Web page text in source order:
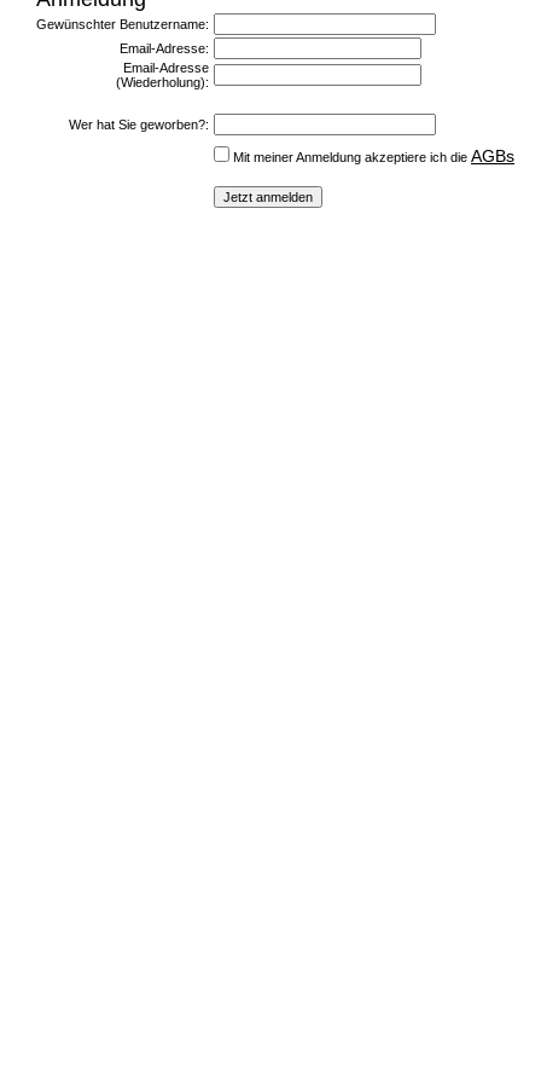
Gewünschter Benutzername:
Email-Adresse:
Email-Adresse
(Wiederholung):
Wer hat Sie geworben?:
Mit meiner Anmeldung akzeptiere ich die AGBs